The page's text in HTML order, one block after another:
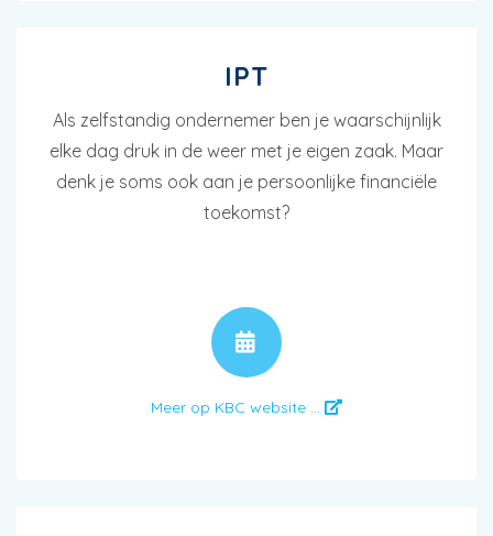
IPT
Als zelfstandig ondernemer ben je waarschijnlijk
elke dag druk in de weer met je eigen zaak. Maar
denk je soms ook aan je persoonlijke financiële
toekomst?
Meer op KBC website ...